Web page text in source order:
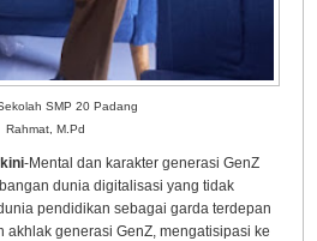
SMP 20 Padang
Rahmat, M.Pd
-Mental dan karakter generasi GenZ
dunia digitalisasi yang tidak
pendidikan sebagai garda terdepan
akhlak generasi GenZ, mengatisipasi ke